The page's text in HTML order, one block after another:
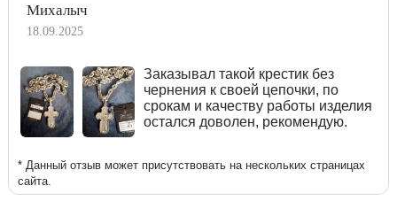
Михалыч
18.09.2025
Заказывал такой крестик без
чернения к своей цепочки, по
срокам и качеству работы изделия
остался доволен, рекомендую.
* Данный отзыв может присутствовать на нескольких страницах
сайта.